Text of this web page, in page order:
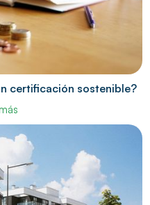
certificación sostenible?